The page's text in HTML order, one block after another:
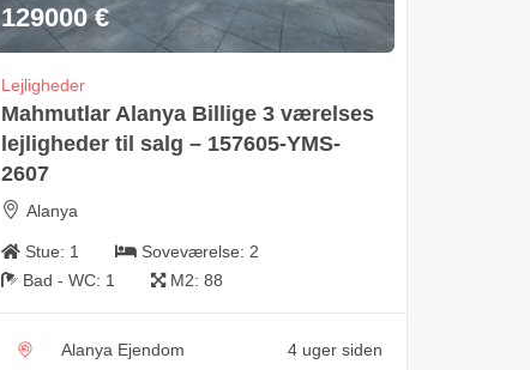
129000 €
Lejligheder
Mahmutlar Alanya Billige 3 værelses
lejligheder til salg – 157605-YMS-
2607
Alanya
Stue: 1 Soveværelse: 2
Bad - WC: 1 M2: 88
Alanya Ejendom 4 uger siden